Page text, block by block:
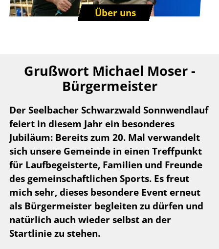
Über uns
Grußwort Michael Moser -
Bürgermeister
Der Seelbacher Schwarzwald Sonnwendlauf
feiert in diesem Jahr ein besonderes
Jubiläum: Bereits zum 20. Mal verwandelt
sich unsere Gemeinde in einen Treffpunkt
für Laufbegeisterte, Familien und Freunde
des gemeinschaftlichen Sports. Es freut
mich sehr, dieses besondere Event erneut
als Bürgermeister begleiten zu dürfen und
natürlich auch wieder selbst an der
Startlinie zu stehen.